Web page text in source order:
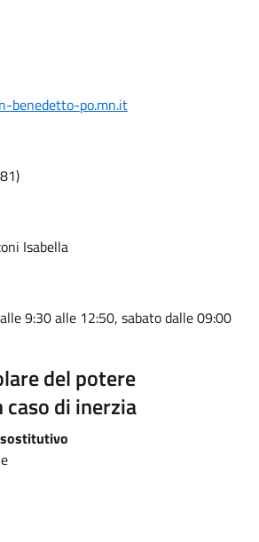
benedetto-po.mn.it
Isabella
9:30 alle 12:50, sabato dalle 09:00
del potere
di inerzia